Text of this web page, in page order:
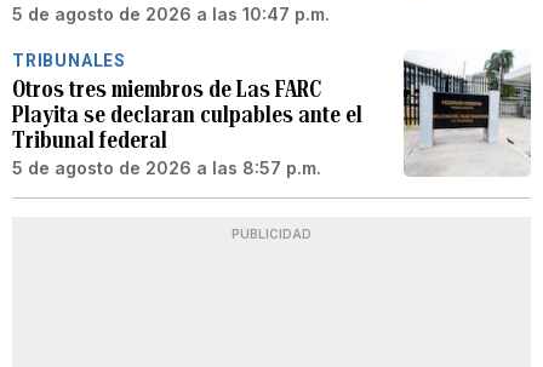
5 de agosto de 2026 a las 10:47 p.m.
TRIBUNALES
Otros tres miembros de Las FARC
Playita se declaran culpables ante el
Tribunal federal
5 de agosto de 2026 a las 8:57 p.m.
PUBLICIDAD